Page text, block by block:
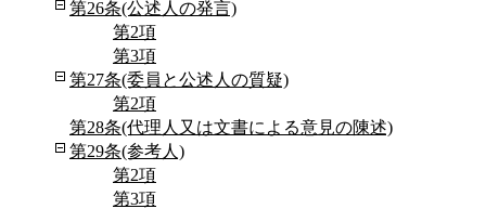
第26条(公述人の発言)
第2項
第3項
第27条(委員と公述人の質疑)
第2項
第28条(代理人又は文書による意見の陳述)
第29条(参考人)
第2項
第3項